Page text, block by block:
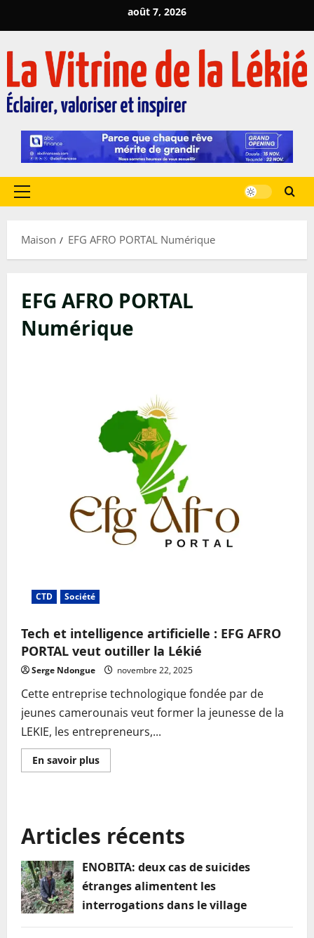
au
août 7, 2026
Menu
Maison
EFG AFRO PORTAL Numérique
EFG AFRO PORTAL
Numérique
CTD Société
Tech et intelligence artificielle : EFG AFRO
PORTAL veut outiller la Lékié
Serge Ndongue novembre 22, 2025
Cette entreprise technologique fondée par de
jeunes camerounais veut former la jeunesse de la
LEKIE, les entrepreneurs,...
En savoir plusEn
savoir
artificielle
:
EFG
PORTAL
outiller
Lékié
Articles récents
ENOBITA: deux cas de suicides
étranges alimentent les
interrogations dans le village